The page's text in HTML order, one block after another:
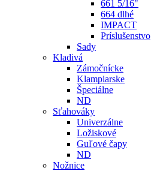
661 5/16"
664 dlhé
IMPACT
Príslušenstvo
Sady
Kladivá
Zámočnícke
Klampiarske
Špeciálne
ND
Sťahováky
Univerzálne
Ložiskové
Guľové čapy
ND
Nožnice